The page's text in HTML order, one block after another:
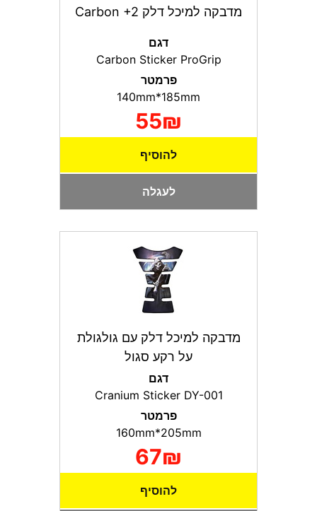
מדבקה למיכל דלק Carbon +2
דגם
פרמטר
55₪
להוסיף
לעגלה
מדבקה למיכל דלק עם גולגולת
על רקע סגול
דגם
פרמטר
67₪
להוסיף